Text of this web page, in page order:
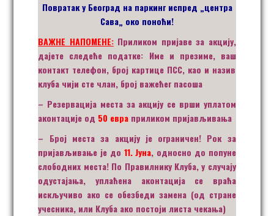
Повратак у Београд на паркинг испред „центра
Сава„ око поноћи!
ВАЖНЕ НАПОМЕНЕ:Приликом пријаве за акцију,
дајете следеће податке: Име и презиме,ваш
контакт телефон, број картице ПСС, као и назив
клуба чији сте члан, број важећег пасоша
– Резервација места за акцију се врши уплатом
аконтације од 50 евра приликом пријављивања
– Број места за акцију је ограничен! Рок за
пријављивање је до 11.Јуна, односно до попуне
слободних места! По Правилнику Клуба, у случају
одустајања, уплаћена аконтација се враћа
искључиво ако се обезбеди замена (од стране
учесника, или Клуба ако постоји листа чекања)